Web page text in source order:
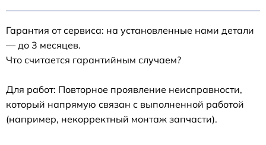
Гарантия от сервиса: на установленные нами детали
— до 3 месяцев.
Что считается гарантийным случаем?
Для работ: Повторное проявление неисправности,
который напрямую связан с выполненной работой
(например, некорректный монтаж запчасти).